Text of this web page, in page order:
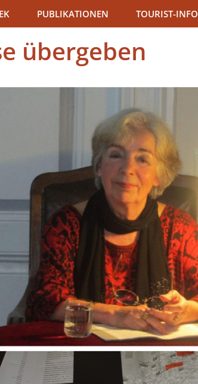
PUBLIKATIONEN TOURIST-INFO
übergeben